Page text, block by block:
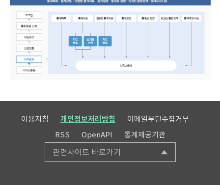
이용지침 개인정보처리방침
이메일무단수집거부
RSS
OpenAPI 통계제공기관
관련사이트 바로가기